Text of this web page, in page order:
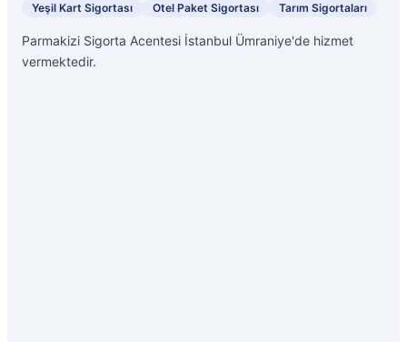
Yeşil Kart Sigortası
Otel Paket Sigortası Tarım Sigortaları
Parmakizi Sigorta Acentesi İstanbul Ümraniye'de hizmet
vermektedir.